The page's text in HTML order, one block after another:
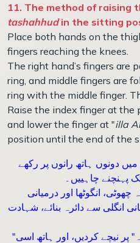
11. The method of raising
tashahhudin the sitting
Place both hands on the
fingers reaching the knees.
The right hand’s fingers are
ring, and middle fingers are
ring with the middle finger.
Raise the index finger at the
and lower the finger at "illa
position until the end of the
دونوں ہاتھ رانوں پر رکھے
پہنچنے چاہییں۔
انگوٹھا اور درمیانی
انگلی سے دائرہ بنائے، شہادت
"لا الہ" پر انگلی اٹھائیں اور "الا اللہ" پر نیچے کردیں، اور ہاتھ اسی